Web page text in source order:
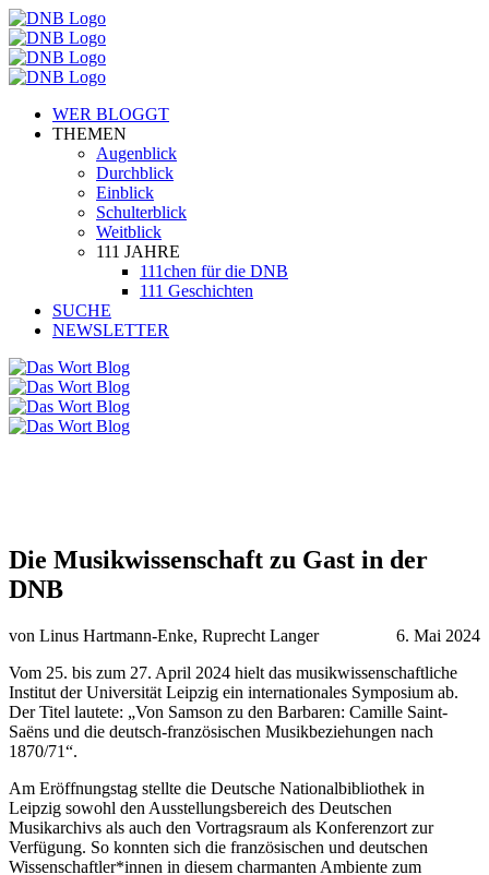
WER BLOGGT
THEMEN
Augenblick
Durchblick
Einblick
Schulterblick
Weitblick
111 JAHRE
111chen für die DNB
111 Geschichten
SUCHE
NEWSLETTER
Die Musikwissenschaft zu Gast in der
DNB
6. Mai 2024
von Linus Hartmann-Enke, Ruprecht Langer
Vom 25. bis zum 27. April 2024 hielt das musikwissenschaftliche
Institut der Universität Leipzig ein internationales Symposium ab.
Der Titel lautete: „Von Samson zu den Barbaren: Camille Saint-
Saëns und die deutsch-französischen Musikbeziehungen nach
1870/71“.
Am Eröffnungstag stellte die Deutsche Nationalbibliothek in
Leipzig sowohl den Ausstellungsbereich des Deutschen
Musikarchivs als auch den Vortragsraum als Konferenzort zur
Verfügung. So konnten sich die französischen und deutschen
Wissenschaftler*innen in diesem charmanten Ambiente zum